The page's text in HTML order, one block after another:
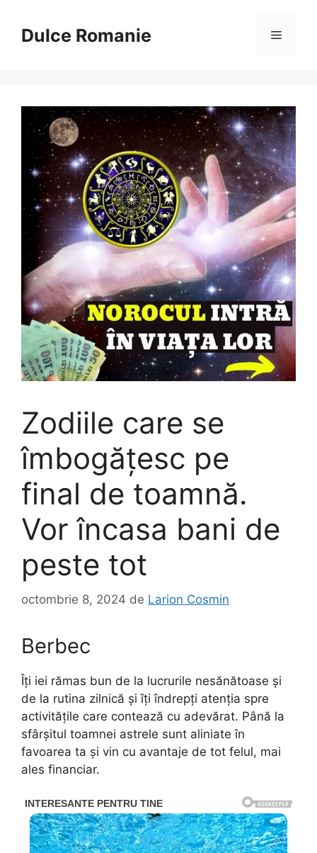
conținutDulce Romanie Meniu
Zodiile care se
îmbogățesc pe
final de toamnă.
Vor încasa bani de
peste tot
octombrie 8, 2024 de Larion Cosmin
Berbec
Îți iei rămas bun de la lucrurile nesănătoase și
de la rutina zilnică și îți îndrepți atenția spre
activitățile care contează cu adevărat. Până la
sfârșitul toamnei astrele sunt aliniate în
favoarea ta și vin cu avantaje de tot felul, mai
ales financiar.